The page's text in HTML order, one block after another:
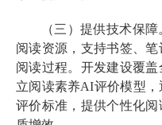
（三）提供技术保
阅读资源，支持书签、
阅读过程。开发建设覆
立阅读素养AI评价模型
评价标准，提供个性化